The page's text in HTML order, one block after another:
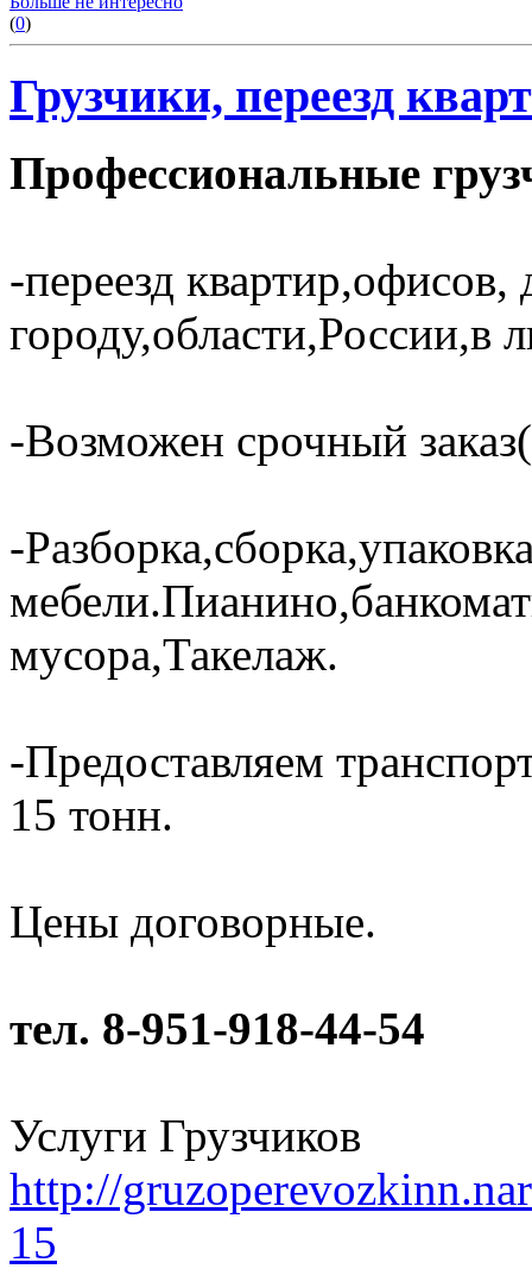
(0)
Грузчики, переезд
Профессиональные
-переезд
городу,области,России,в
-Возможен срочный
-
мусора,Такелаж.
-Предоставляем
15 тонн.
Цены договорные.
тел. 8-951-918-44-54
Услуги Грузчиков
http://
15